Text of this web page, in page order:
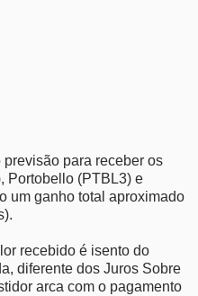
para receber os
Portobello (PTBL3) e
um ganho total aproximado
recebido é isento do
diferente dos Juros Sobre
arca com o pagamento